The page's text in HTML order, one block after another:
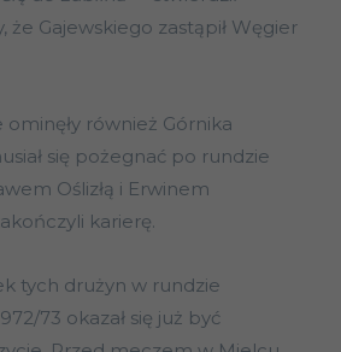
że Gajewskiego zastąpił Węgier
również Górnika
się pożegnać po rundzie
Oślizłą i Erwinem
karierę.
tych drużyn w rundzie
73 okazał się już być